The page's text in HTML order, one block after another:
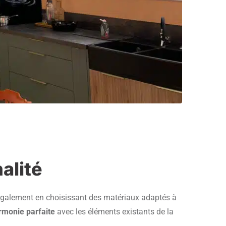
en choisissant des matériaux adaptés à
parfaite avec les éléments existants de la